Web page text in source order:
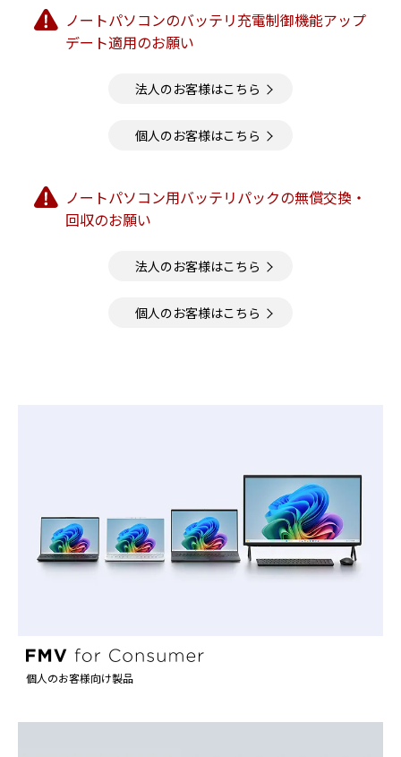
ノートパソコンのバッテリ充電制御機能アップ
デート適用のお願い
法人のお客様はこちら
個人のお客様はこちら
ノートパソコン用バッテリパックの無償交換・
回収のお願い
法人のお客様はこちら
個人のお客様はこちら
個人のお客様向け製品